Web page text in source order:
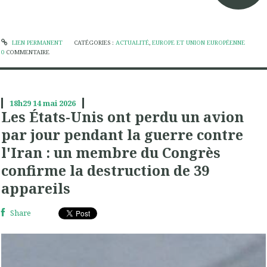
LIEN PERMANENT CATÉGORIES : ACTUALITÉ, EUROPE ET UNION EUROPÉENNE
0 COMMENTAIRE
18h2914mai 2026
Les États-Unis ont perdu un avion
par jour pendant la guerre contre
l'Iran : un membre du Congrès
confirme la destruction de 39
appareils
Share